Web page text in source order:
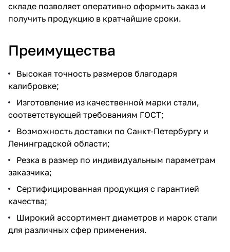
складе позволяет оперативно оформить заказ и
получить продукцию в кратчайшие сроки.
Преимущества
Высокая точность размеров благодаря
калибровке;
Изготовление из качественной марки стали,
соответствующей требованиям ГОСТ;
Возможность доставки по Санкт-Петербургу и
Ленинградской области;
Резка в размер по индивидуальным параметрам
заказчика;
Сертифицированная продукция с гарантией
качества;
Широкий ассортимент диаметров и марок стали
для различных сфер применения.